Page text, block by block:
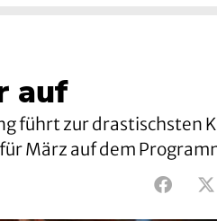
auf
führt zur drastischsten
März auf dem